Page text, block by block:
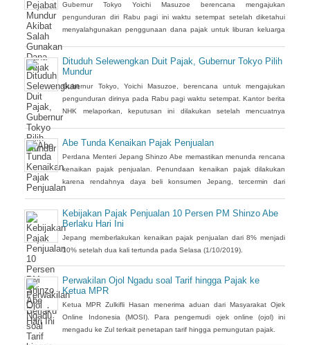
Gubernur Tokyo Yoichi Masuzoe berencana mengajukan
pengunduran diri Rabu pagi ini waktu setempat setelah diketahui
menyalahgunakan penggunaan dana pajak untuk liburan keluarga
memenangkan hak ketuanrumahan Olimpiade musim panas 2020,
Dituduh Selewengkan Duit Pajak, Gubernur Tokyo Pilih
Mundur
Gubernur Tokyo, Yoichi Masuzoe, berencana untuk mengajukan
pengunduran dirinya pada Rabu pagi waktu setempat. Kantor berita
NHK melaporkan, keputusan ini dilakukan setelah mencuatnya
Masuzoe yang kini berusia 67 tahun memenangkan pemilu pada
2014 dengan dukungan
Abe Tunda Kenaikan Pajak Penjualan
Perdana Menteri Jepang Shinzo Abe memastikan menunda rencana
kenaikan pajak penjualan. Penundaan kenaikan pajak dilakukan
karena rendahnya daya beli konsumen Jepang, tercermin dari
lalu. Angka ini lebih rendah dari perkiraan pasar yang menduga
penurunan penjualan
Kebijakan Pajak Penjualan 10 Persen PM Shinzo Abe
Berlaku Hari Ini
Jepang memberlakukan kenaikan pajak penjualan dari 8% menjadi
10% setelah dua kali tertunda pada Selasa (1/10/2019).
Perwakilan Ojol Ngadu soal Tarif hingga Pajak ke
Ketua MPR
Ketua MPR Zulkifli Hasan menerima aduan dari Masyarakat Ojek
Online Indonesia (MOSI). Para pengemudi ojek online (ojol) ini
mengadu ke Zul terkait penetapan tarif hingga pemungutan pajak.